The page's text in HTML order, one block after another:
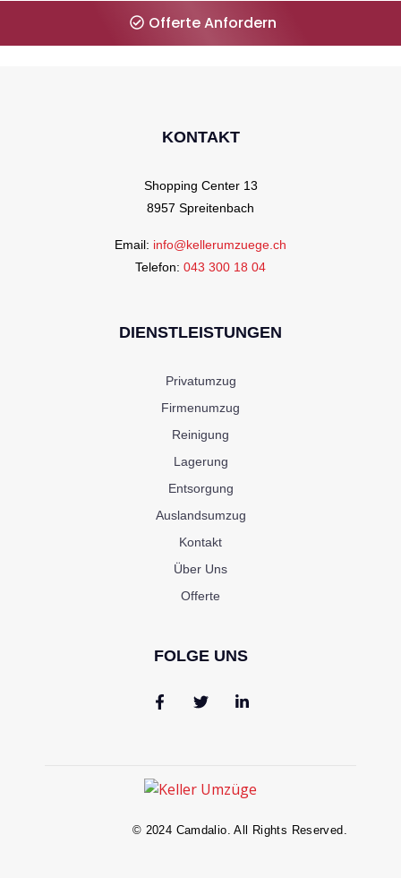
Offerte Anfordern
KONTAKT
Shopping Center 13
8957 Spreitenbach
Email: info@kellerumzuege.ch
Telefon: 043 300 18 04
DIENSTLEISTUNGEN
Privatumzug
Firmenumzug
Reinigung
Lagerung
Entsorgung
Auslandsumzug
Kontakt
Über Uns
Offerte
FOLGE UNS
© 2024 Camdalio. All Rights Reserved.